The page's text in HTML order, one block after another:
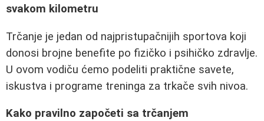
svakom kilometru
Trčanje je jedan od najpristupačnijih sportova koji
donosi brojne benefite po fizičko i psihičko zdravlje.
U ovom vodiču ćemo podeliti praktične savete,
iskustva i programe treninga za trkače svih nivoa.
Kako pravilno započeti sa trčanjem